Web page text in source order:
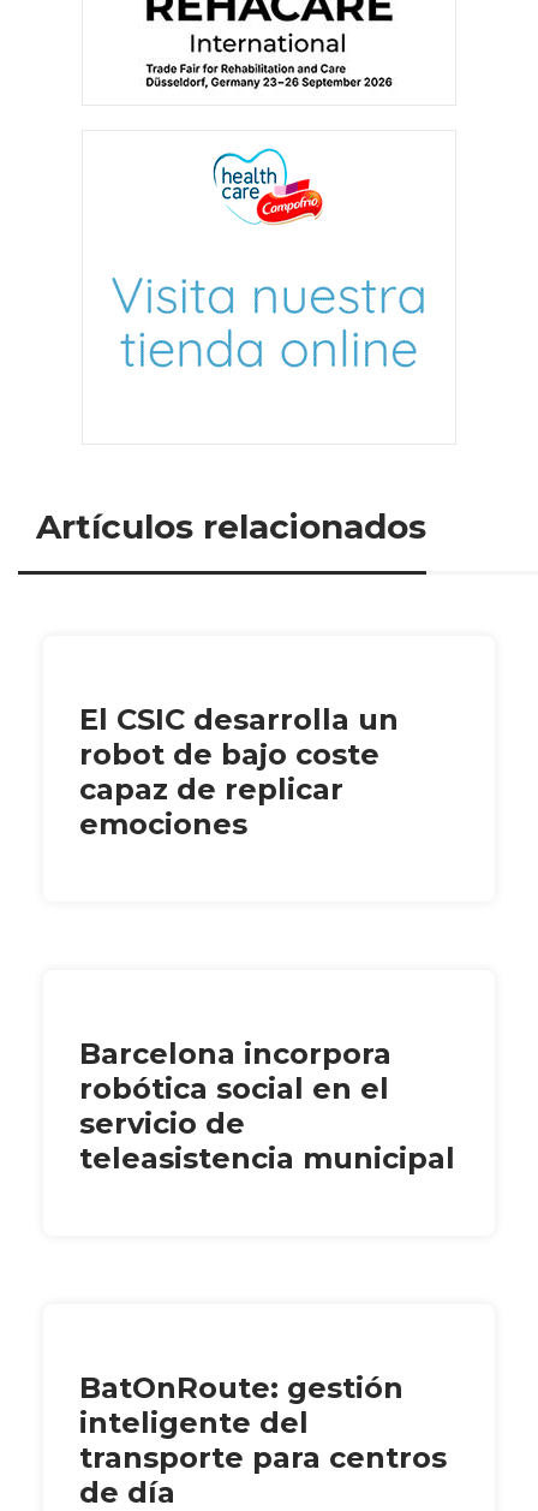
Artículos relacionados
El CSIC desarrolla un
robot de bajo coste
capaz de replicar
emociones
Barcelona incorpora
robótica social en el
servicio de
teleasistencia municipal
BatOnRoute: gestión
inteligente del
transporte para centros
de día